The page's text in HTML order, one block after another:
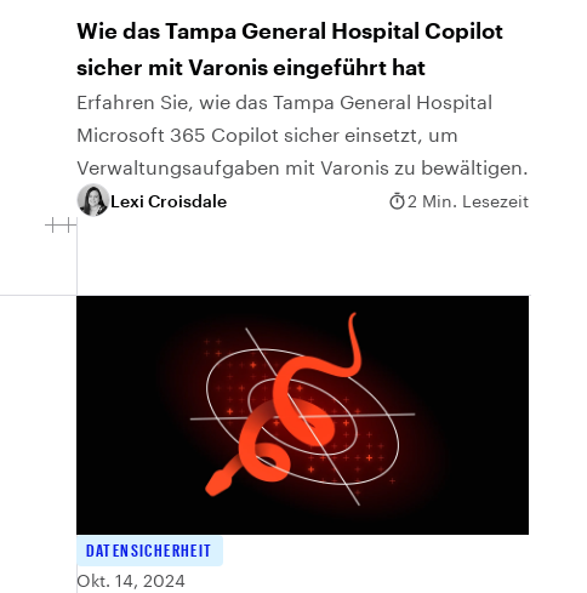
Wie das Tampa General Hospital Copilot
sicher mit Varonis eingeführt hat
Erfahren Sie, wie das Tampa General Hospital
Microsoft 365 Copilot sicher einsetzt, um
Verwaltungsaufgaben mit Varonis zu bewältigen.
Lexi Croisdale 2 Min. Lesezeit
DATENSICHERHEIT
Okt. 14, 2024